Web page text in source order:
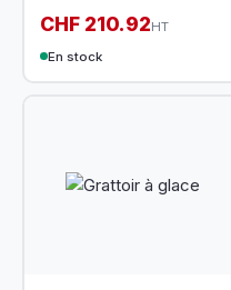
CHF 210.92HT
En stock